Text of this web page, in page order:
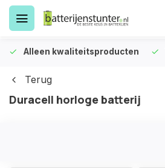
Alleen kwaliteitsproducten
Terug
Duracell horloge batterij